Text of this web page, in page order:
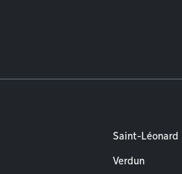
Saint-Léonard
Verdun